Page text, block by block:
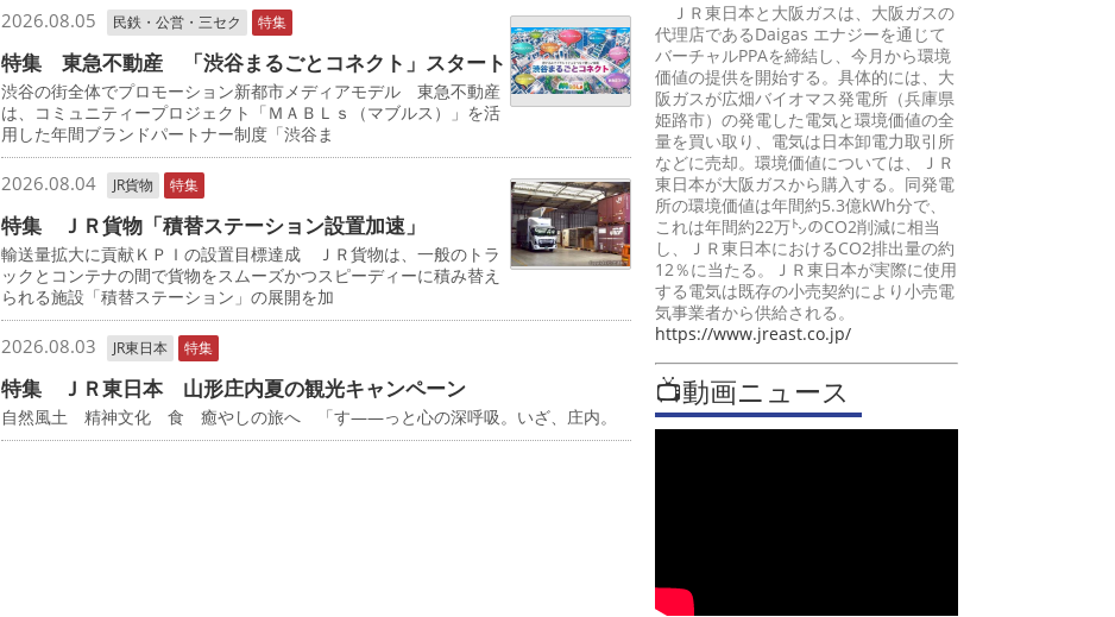
2026.08.05 民鉄・公営・三セク 特集
特集 東急不動産 「渋谷まるごとコネクト」スタート
渋谷の街全体でプロモーション新都市メディアモデル 東急不動産
は、コミュニティープロジェクト「ＭＡＢＬｓ（マブルス）」を活
用した年間ブランドパートナー制度「渋谷ま
2026.08.04 JR貨物 特集
特集 ＪＲ貨物「積替ステーション設置加速」
輸送量拡大に貢献ＫＰＩの設置目標達成 ＪＲ貨物は、一般のトラ
ックとコンテナの間で貨物をスムーズかつスピーディーに積み替え
られる施設「積替ステーション」の展開を加
2026.08.03 JR東日本 特集
特集 ＪＲ東日本 山形庄内夏の観光キャンペーン
自然風土 精神文化 食 癒やしの旅へ 「す――っと心の深呼吸。いざ、庄内。
ＪＲ東日本と大阪ガスは、大阪ガスの
代理店であるDaigas エナジーを通じて
バーチャルPPAを締結し、今月から環境
価値の提供を開始する。具体的には、大
阪ガスが広畑バイオマス発電所（兵庫県
姫路市）の発電した電気と環境価値の全
量を買い取り、電気は日本卸電力取引所
などに売却。環境価値については、ＪＲ
東日本が大阪ガスから購入する。同発電
所の環境価値は年間約5.3億kWh分で、
これは年間約22万㌧のCO2削減に相当
し、ＪＲ東日本におけるCO2排出量の約
12％に当たる。ＪＲ東日本が実際に使用
する電気は既存の小売契約により小売電
気事業者から供給される。
https://www.jreast.co.jp/
📺動画ニュース